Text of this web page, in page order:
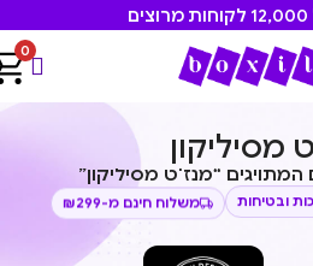
0
מסיליקון
המתויגים “מנז'ט מסיליקון”
ובטיחות משלוח חינם מ-₪299